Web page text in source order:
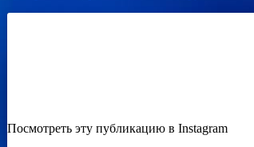
Посмотреть эту публикацию в Instagram